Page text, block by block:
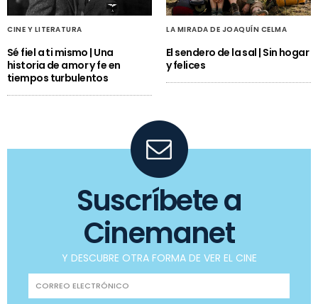
CINE Y LITERATURA
Sé fiel a ti mismo | Una
historia de amor y fe en
tiempos turbulentos
LA MIRADA DE JOAQUÍN CELMA
El sendero de la sal | Sin hogar
y felices
Suscríbete a
Cinemanet
Y DESCUBRE OTRA FORMA DE VER EL CINE